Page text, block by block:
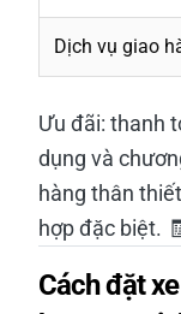
Dịch vụ giao
Ưu đãi: thanh
dụng và
hàng thân
hợp đặc biệt.
Cách đặt